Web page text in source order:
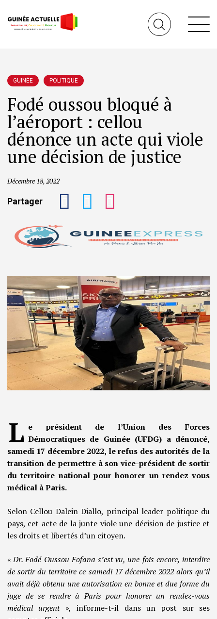
GUINÉE POLITIQUE
Fodé oussou bloqué à
l’aéroport : cellou
dénonce un acte qui viole
une décision de justice
Décembre 18, 2022
Partager
L e président de l’Union des Forces
Démocratiques de Guinée (UFDG) a dénoncé,
samedi 17 décembre 2022, le refus des autorités de la
transition de permettre à son vice-président de sortir
du territoire national pour honorer un rendez-vous
médical à Paris.
Selon Cellou Dalein Diallo, principal leader politique du
pays, cet acte de la junte viole une décision de justice et
les droits et libertés d’un citoyen.
« Dr. Fodé Oussou Fofana s’est vu, une fois encore, interdire
de sortir du territoire ce samedi 17 décembre 2022 alors qu’il
avait déjà obtenu une autorisation en bonne et due forme du
juge de se rendre à Paris pour honorer un rendez-vous
médical urgent », informe-t-il dans un post sur ses